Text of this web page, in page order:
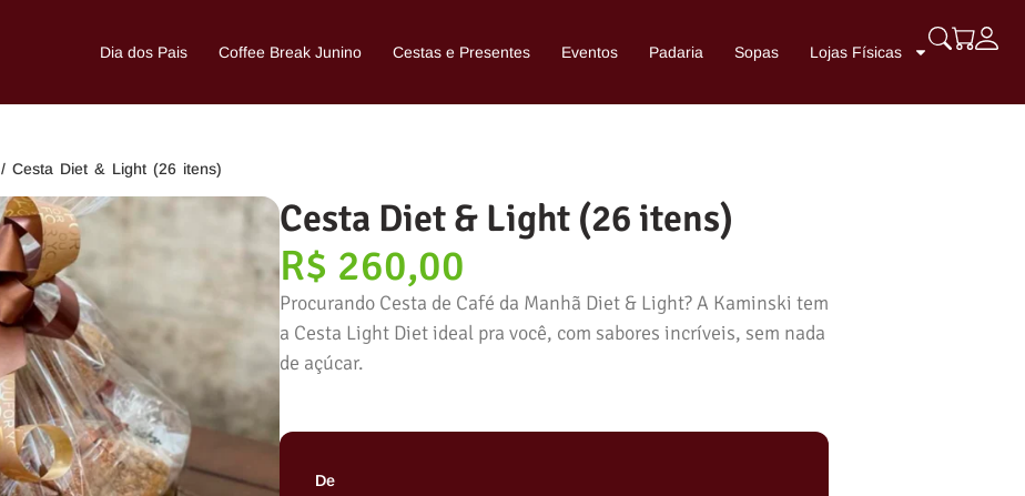
Dia dos Pais Coffee Break Junino Cestas e Presentes Eventos Padaria Sopas Lojas Físicas
/ Cesta Diet & Light (26 itens)
Cesta Diet & Light (26 itens)
R$ 260,00
Procurando Cesta de Café da Manhã Diet & Light? A Kaminski tem
a Cesta Light Diet ideal pra você, com sabores incríveis, sem nada
de açúcar.
De